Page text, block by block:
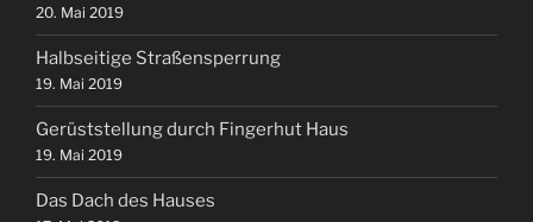
20. Mai 2019
Halbseitige Straßensperrung
19. Mai 2019
Gerüststellung durch Fingerhut Haus
19. Mai 2019
Das Dach des Hauses